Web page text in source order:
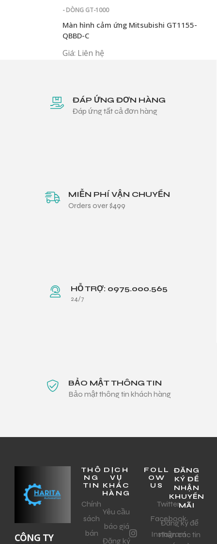
- DÒNG GT-1000
Màn hình cảm ứng Mitsubishi GT1155-
QBBD-C
Giá: Liên hệ
ĐÁP ỨNG ĐƠN HÀNG
Đáp ứng tất cả đơn hàng
MIỄN PHÍ VẬN CHUYỂN
Orders over $499
HỖ TRỢ: 0975.000.565
24/7
BẢO MẬT THÔNG TIN
Bảo mật thông tin khách hàng
CÔNG TY
THÔ
NG
TIN
Chính
sách
bán
DỊCH
VỤ
KHÁC
HÀNG
Yêu cầu
báo giá
Đăng ký
FOLL
OW
US
Twitter
Facebook
Instagram
ĐĂNG
KÝ ĐỂ
NHẬN
KHUYẾN
MÃI
Đăng ký để
nhận các tin